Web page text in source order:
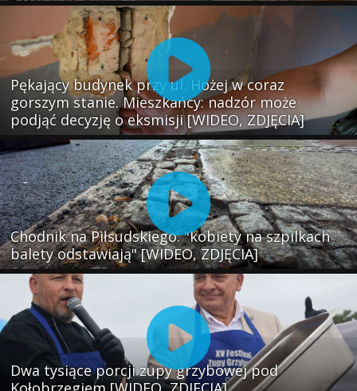
Pękający budynek przy ul. Hożej w coraz
gorszym stanie. Mieszkańcy: nadzór może
podjąć decyzję o eksmisji [WIDEO, ZDJĘCIA]
Chodnik na Piłsudskiego: "kobiety na szpilkach
balety odstawiają" [WIDEO, ZDJĘCIA]
Dwa tysiące porcji zupy grzybowej pod